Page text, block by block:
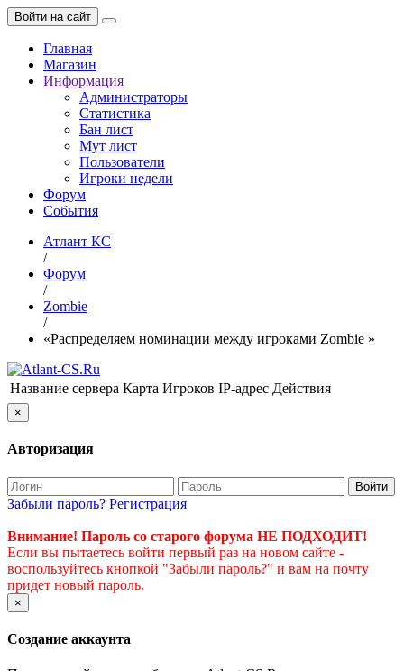
Войти на сайт
Главная
Магазин
Информация
Администраторы
Статистика
Бан лист
Мут лист
Пользователи
Игроки недели
Форум
События
Атлант КС
/
Форум
/
Zombie
/
«Распределяем номинации между игроками Zombie »
Название сервера Карта Игроков IP-адрес Действия
×
Авторизация
Войти
Забыли пароль? Регистрация
Внимание! Пароль со старого форума НЕ ПОДХОДИТ!
Если вы пытаетесь войти первый раз на новом сайте -
воспользуйтесь кнопкой "Забыли пароль?" и вам на почту
придет новый пароль.
×
Создание аккаунта